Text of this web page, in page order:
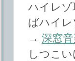
ハイレゾ
ばハイ
→ 深窓
しつこい